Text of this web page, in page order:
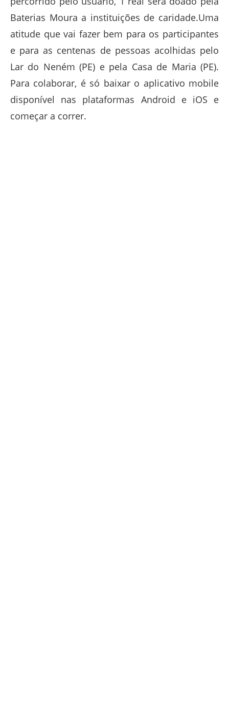
Baterias Moura a instituições de caridade.Uma
atitude que vai fazer bem para os participantes
e para as centenas de pessoas acolhidas pelo
Lar do Neném (PE) e pela Casa de Maria (PE).
Para colaborar, é só baixar o aplicativo mobile
disponível nas plataformas Android e iOS e
começar a correr.